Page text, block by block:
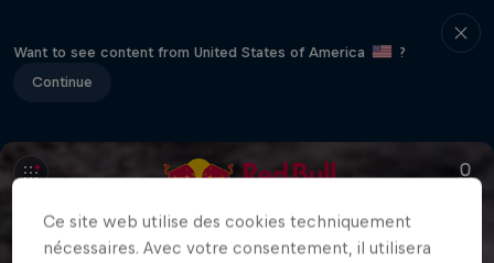
Want to see content from United States of America
?
Continue
Ce site web utilise des cookies techniquement
nécessaires. Avec votre consentement, il utilisera